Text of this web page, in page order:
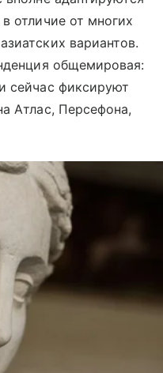
отличие от многих
вариантов.
общемировая:
сейчас фиксируют
Атлас, Персефона,